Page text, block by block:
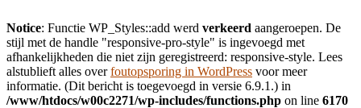
Notice: Functie WP_Styles::add werd verkeerd aangeroepen. De
stijl met de handle "responsive-pro-style" is ingevoegd met
afhankelijkheden die niet zijn geregistreerd: responsive-style. Lees
alstublieft alles overfoutopsporing in WordPress voor meer
informatie. (Dit bericht is toegevoegd in versie 6.9.1.) in
/www/htdocs/w00c2271/wp-includes/functions.php on line 6170